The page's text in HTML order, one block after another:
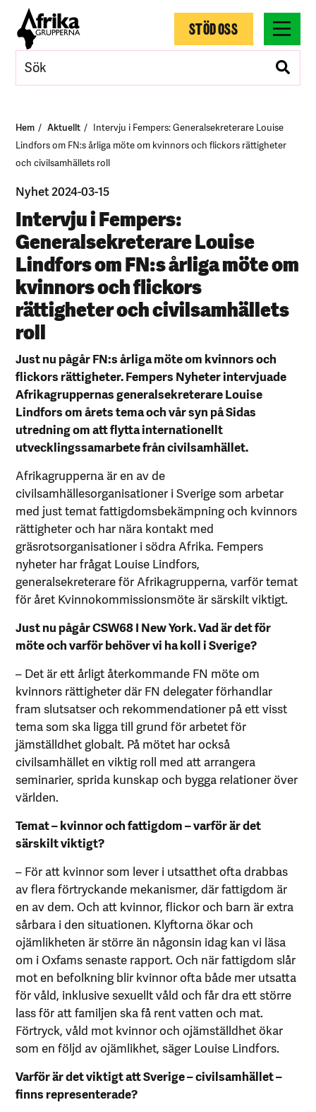
STÖD OSS
Hem Aktuellt
Intervju i Fempers: Generalsekreterare Louise
Lindfors om FN:s årliga möte om kvinnors och flickors rättigheter
och civilsamhällets roll
Nyhet 2024-03-15
Intervju i Fempers:
Generalsekreterare Louise
Lindfors om FN:s årliga möte om
kvinnors och flickors
rättigheter och civilsamhällets
roll
Just nu pågår FN:s årliga möte om kvinnors och
flickors rättigheter. Fempers Nyheter intervjuade
Afrikagruppernas generalsekreterare Louise
Lindfors om årets tema och vår syn på Sidas
utredning om att flytta internationellt
utvecklingssamarbete från civilsamhället.
Afrikagrupperna är en av de
civilsamhällesorganisationer i Sverige som arbetar
med just temat fattigdomsbekämpning och kvinnors
rättigheter och har nära kontakt med
gräsrotsorganisationer i södra Afrika. Fempers
nyheter har frågat Louise Lindfors,
generalsekreterare för Afrikagrupperna, varför temat
för året Kvinnokommissionsmöte är särskilt viktigt.
Just nu pågår CSW68 I New York. Vad är det för
möte och varför behöver vi ha koll i Sverige?
– Det är ett årligt återkommande FN möte om
kvinnors rättigheter där FN delegater förhandlar
fram slutsatser och rekommendationer på ett visst
tema som ska ligga till grund för arbetet för
jämställdhet globalt. På mötet har också
civilsamhället en viktig roll med att arrangera
seminarier, sprida kunskap och bygga relationer över
världen.
Temat – kvinnor och fattigdom – varför är det
särskilt viktigt?
– För att kvinnor som lever i utsatthet ofta drabbas
av flera förtryckande mekanismer, där fattigdom är
en av dem. Och att kvinnor, flickor och barn är extra
sårbara i den situationen. Klyftorna ökar och
ojämlikheten är större än någonsin idag kan vi läsa
om i Oxfams senaste rapport. Och när fattigdom slår
mot en befolkning blir kvinnor ofta både mer utsatta
för våld, inklusive sexuellt våld och får dra ett större
lass för att familjen ska få rent vatten och mat.
Förtryck, våld mot kvinnor och ojämställdhet ökar
som en följd av ojämlikhet, säger Louise Lindfors.
Varför är det viktigt att Sverige – civilsamhället –
finns representerade?